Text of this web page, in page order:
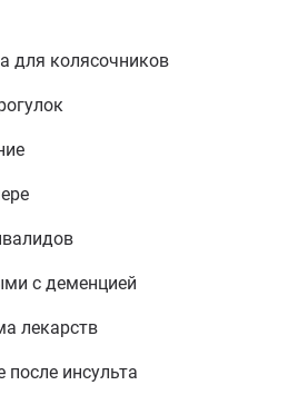
для колясочников
с деменцией
лекарств
после инсульта